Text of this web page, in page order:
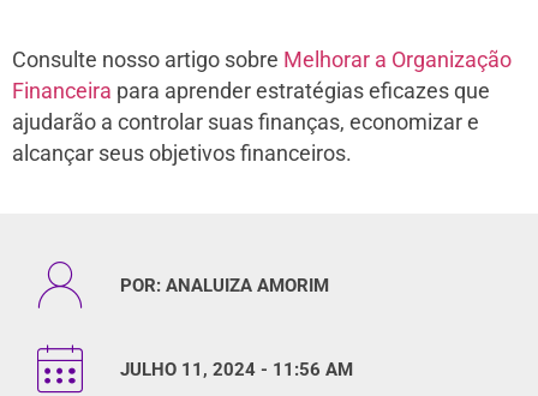
Consulte nosso artigo sobre Melhorar a Organização
Financeira para aprender estratégias eficazes que
ajudarão a controlar suas finanças, economizar e
alcançar seus objetivos financeiros.
POR: ANALUIZA AMORIM
JULHO 11, 2024 - 11:56 AM